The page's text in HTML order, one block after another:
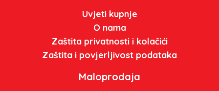
Uvjeti kupnje
O nama
Zaštita privatnosti i kolačići
Zaštita i povjerljivost podataka
Maloprodaja